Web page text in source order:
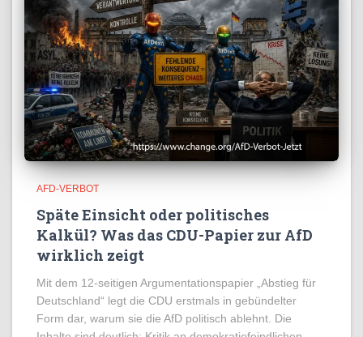
AFD-VERBOT
Späte Einsicht oder politisches
Kalkül? Was das CDU-Papier zur AfD
wirklich zeigt
Mit dem 12-seitigen Argumentationspapier „Abstieg für
Deutschland“ legt die CDU erstmals in gebündelter
Form dar, warum sie die AfD politisch ablehnt. Die